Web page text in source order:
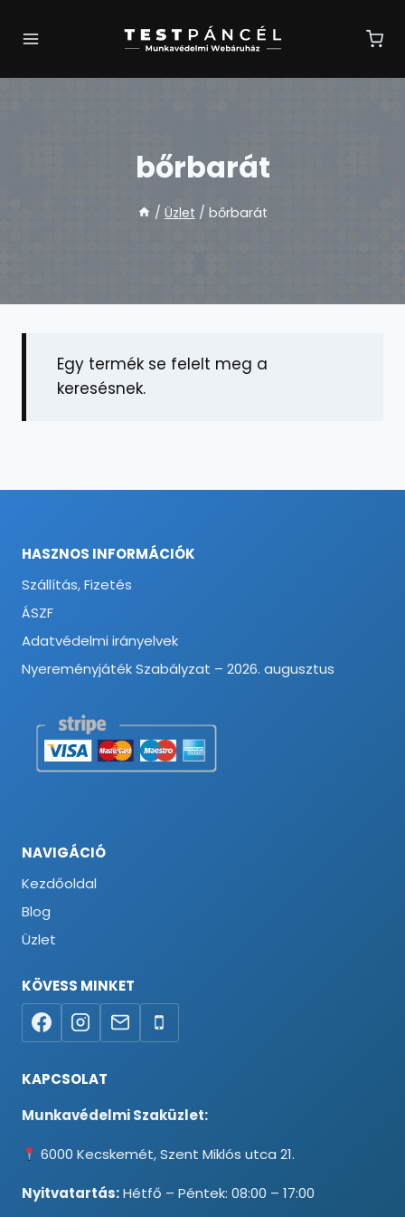
bőrbarát
/ Üzlet / bőrbarát
Egy termék se felelt meg a
keresésnek.
HASZNOS INFORMÁCIÓK
Szállítás, Fizetés
ÁSZF
Adatvédelmi irányelvek
Nyereményjáték Szabályzat – 2026. augusztus
NAVIGÁCIÓ
Kezdőoldal
Blog
Üzlet
KÖVESS MINKET
KAPCSOLAT
Munkavédelmi Szaküzlet:
6000 Kecskemét, Szent Miklós utca 21.
Nyitvatartás:Hétfő – Péntek: 08:00 – 17:00